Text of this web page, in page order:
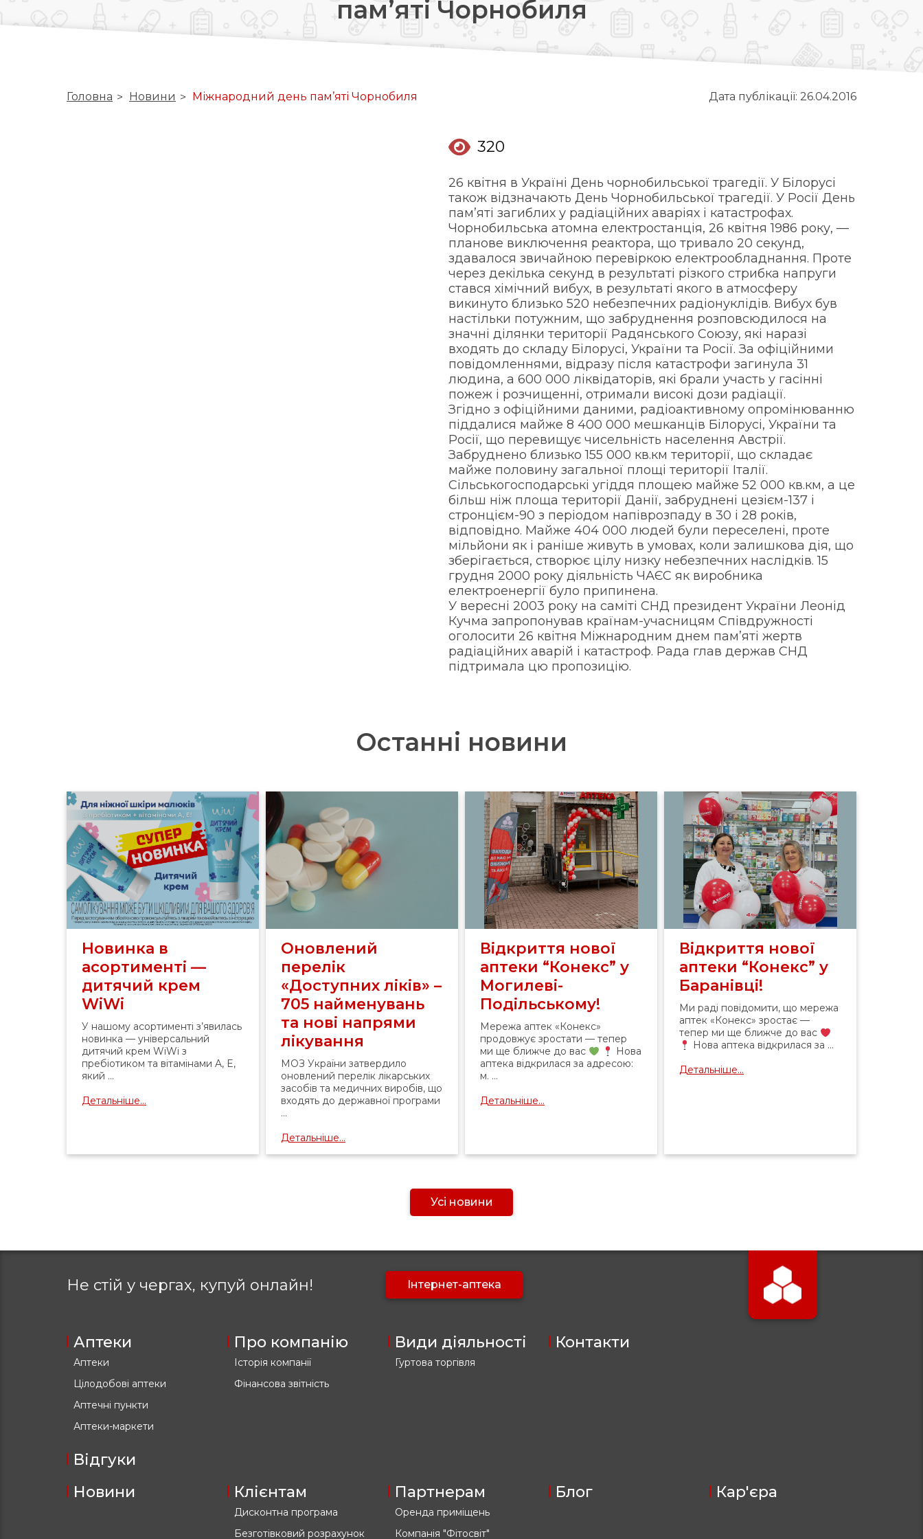
Довідкова аптек:
0 (800) 35-30-30
пам’яті Чорнобиля
Головна Новини Міжнародний день пам’яті Чорнобиля Дата публікації: 26.04.2016
320
26 квітня в Україні День чорнобильської трагедії. У Білорусі
також відзначають День Чорнобильської трагедії. У Росії День
пам’яті загиблих у радіаційних аваріях і катастрофах.
Чорнобильська атомна електростанція, 26 квітня 1986 року, —
планове виключення реактора, що тривало 20 секунд,
здавалося звичайною перевіркою електрообладнання. Проте
через декілька секунд в результаті різкого стрибка напруги
стався хімічний вибух, в результаті якого в атмосферу
викинуто близько 520 небезпечних радіонуклідів. Вибух був
настільки потужним, що забруднення розповсюдилося на
значні ділянки території Радянського Союзу, які наразі
входять до складу Білорусі, України та Росії. За офіційними
повідомленнями, відразу після катастрофи загинула 31
людина, а 600 000 ліквідаторів, які брали участь у гасінні
пожеж і розчищенні, отримали високі дози радіації.
Згідно з офіційними даними, радіоактивному опромінюванню
піддалися майже 8 400 000 мешканців Білорусі, України та
Росії, що перевищує чисельність населення Австрії.
Забруднено близько 155 000 кв.км території, що складає
майже половину загальної площі території Італії.
Сільськогосподарські угіддя площею майже 52 000 кв.км, а це
більш ніж площа території Данії, забруднені цезієм-137 і
стронцієм-90 з періодом напіврозпаду в 30 і 28 років,
відповідно. Майже 404 000 людей були переселені, проте
мільйони як і раніше живуть в умовах, коли залишкова дія, що
зберігається, створює цілу низку небезпечних наслідків. 15
грудня 2000 року діяльність ЧАЄС як виробника
електроенергії було припинена.
У вересні 2003 року на саміті СНД президент України Леонід
Кучма запропонував країнам-учасницям Співдружності
оголосити 26 квітня Міжнародним днем пам’яті жертв
радіаційних аварій і катастроф. Рада глав держав СНД
підтримала цю пропозицію.
Останні новини
Новинка в
асортименті —
дитячий крем
WiWi
У нашому асортименті з’явилась
новинка — універсальний
дитячий крем WiWi з
пребіотиком та вітамінами A, E,
який ...
Детальніше...
Оновлений
перелік
«Доступних ліків» –
705 найменувань
та нові напрями
лікування
МОЗ України затвердило
оновлений перелік лікарських
засобів та медичних виробів, що
входять до державної програми
...
Детальніше...
Відкриття нової
аптеки “Конекс” у
Могилеві-
Подільському!
Мережа аптек «Конекс»
продовжує зростати — тепер
ми ще ближче до вас
Нова
аптека відкрилася за адресою:
м. ...
Детальніше...
Відкриття нової
аптеки “Конекс” у
Баранівці!
Ми раді повідомити, що мережа
аптек «Конекс» зростає —
тепер ми ще ближче до вас
Нова аптека відкрилася за ...
Детальніше...
Усі новини
Не стій у чергах, купуй онлайн! Інтернет-аптека
Аптеки
Аптеки
Цілодобові аптеки
Аптечні пункти
Аптеки-маркети
Про компанію
Історія компанії
Фінансова звітність
Види діяльності
Гуртова торгівля
Контакти
Відгуки
Новини
Клієнтам
Дисконтна програма
Безготівковий розрахунок
Партнерам
Оренда приміщень
Компанія "Фітосвіт"
Блог Кар'єра